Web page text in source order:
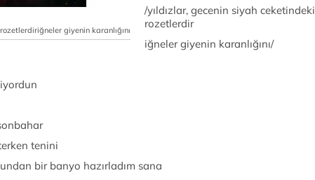
giyenin karanlığını
/yıldızlar, gecenin siyah ceketindeki
rozetlerdir
iğneler giyenin karanlığını/
tenini
bir banyo hazırladım sana